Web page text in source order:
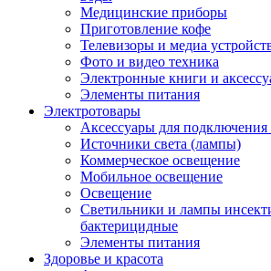
Медицинские приборы
Приготовление кофе
Телевизоры и медиа
Фото и видео техника
Электронные книги и
Элементы питания
Электротовары
Аксессуары для подключения
Источники света (лампы)
Коммерческое освещение
Мобильное освещение
Освещение
Светильники и лампы
бактерицидные
Элементы питания
Здоровье и красота